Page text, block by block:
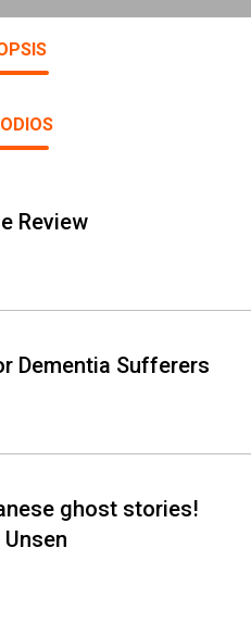
Review
Dementia Sufferers
ghost stories!